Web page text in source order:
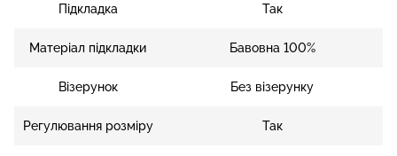
Підкладка Так
Матеріал підкладки Бавовна 100%
Візерунок Без візерунку
Регулювання розміру Так